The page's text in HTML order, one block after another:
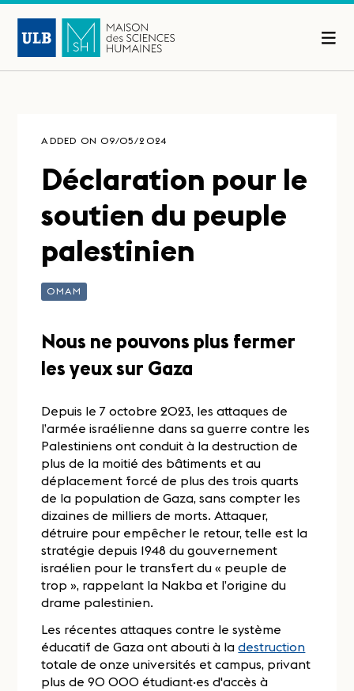
ADDED ON 09/05/2024
Déclaration pour le
soutien du peuple
palestinien
OMAM
Nous ne pouvons plus fermer
les yeux sur Gaza
Depuis le 7 octobre 2023, les attaques de
l’armée israélienne dans sa guerre contre les
Palestiniens ont conduit à la destruction de
plus de la moitié des bâtiments et au
déplacement forcé de plus des trois quarts
de la population de Gaza, sans compter les
dizaines de milliers de morts. Attaquer,
détruire pour empêcher le retour, telle est la
stratégie depuis 1948 du gouvernement
israélien pour le transfert du « peuple de
trop », rappelant la Nakba et l’origine du
drame palestinien.
Les récentes attaques contre le système
éducatif de Gaza ont abouti à ladestruction
totale de onze universités et campus, privant
plus de 90 000 étudiant·es d'accès à